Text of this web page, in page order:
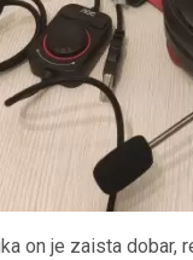
on je zaista dobar,